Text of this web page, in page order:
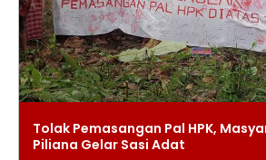
Tolak Pemasangan Pal HPK,
Piliana Gelar Sasi Adat